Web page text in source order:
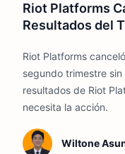
Riot Platforms
Resultados del
Riot Platforms
segundo trimestre
resultados de Riot
necesita la acción.
Wiltone